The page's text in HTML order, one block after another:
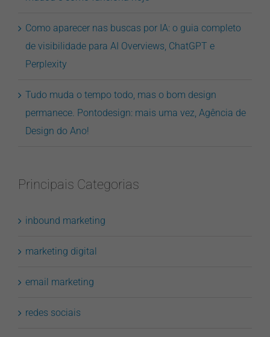
Como aparecer nas buscas por IA: o guia completo
de visibilidade para AI Overviews, ChatGPT e
Perplexity
Tudo muda o tempo todo, mas o bom design
permanece. Pontodesign: mais uma vez, Agência de
Design do Ano!
Principais Categorias
inbound marketing
marketing digital
email marketing
redes sociais